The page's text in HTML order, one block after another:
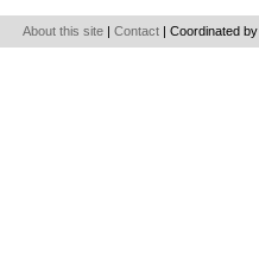
About this site |Contact | Coordinated by